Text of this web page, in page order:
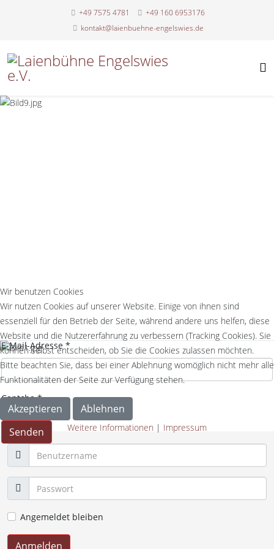
+49 7575 4781
+49 160 6953176
kontakt@laienbuehne-engelswies.de
E-Mail-Adresse *
Captcha*
Senden
Angemeldet bleiben
Anmelden
Wir benutzen Cookies
Wir nutzen Cookies auf unserer Website. Einige von ihnen sind
essenziell für den Betrieb der Seite, während andere uns helfen, diese
Website und die Nutzererfahrung zu verbessern (Tracking Cookies). Sie
können selbst entscheiden, ob Sie die Cookies zulassen möchten.
Bitte beachten Sie, dass bei einer Ablehnung womöglich nicht mehr alle
Funktionalitäten der Seite zur Verfügung stehen.
Akzeptieren Ablehnen
Weitere Informationen | Impressum